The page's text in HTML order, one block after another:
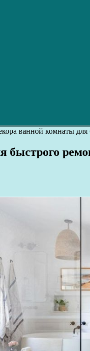
ванной комнаты для
быстрого